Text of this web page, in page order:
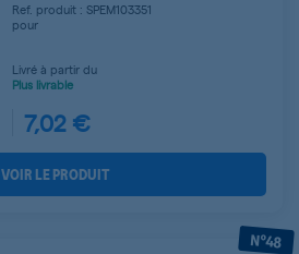
Ref. produit : SPEM103351
pour
Livré à partir du
Plus livrable
7,02 €
VOIR LE PRODUIT
N°48